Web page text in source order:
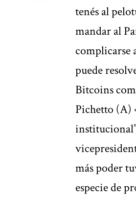
tenés al
mandar al
complicarse
puede
Bitcoins
Pichetto (A)
más poder
especie de